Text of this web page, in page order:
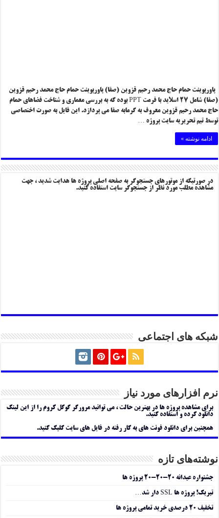
پاورپوینت حمام حاج محمد رحیم قزوین (صفا) پاورپوینت حمام حاج محمد رحیم قزوین
(صفا) شامل ۲۷ اسلاید با فرمت PPT بوده که به بررسی معماری و شناخت فضاهای حمام
حاج محمد رحیم قزوین معروف به گرمابه صفا می پردازد. این فایل به صورت اختصاصی
توسط تیم تحریریه سایت پروژه …
ادامه نوشته »
در صورتیکه از موتورهای جستجوگر به صفحه اصلی پروژه ها هدایت شدید ، جهت
مشاهده مطلب مورد نظر از جستجوگر سایت استفاده کنید.
شبکه های اجتماعی
نرم افزارهای مورد نیاز
برای مشاهده پروژه ها در بهترین حالت ، می توانید مرورگر گوگل کروم را از این لینک
دانلود کرده و استفاده کنید.
همچنین برای دانلود فونت های به کار رفته در فایل های سایت کلیک کنید.
نوشته‌های تازه
جشنواره عیدانه ۲۰-۲۰-۲۰ پروژه ها
تبریک! پروژه ها SSL دار شد…
تخفیف ۲۰ درصدی خرید تمامی پروژه ها